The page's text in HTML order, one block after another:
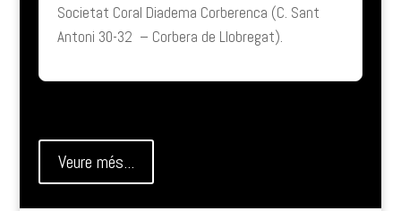
Societat Coral Diadema Corberenca (C. Sant
Antoni 30-32 – Corbera de Llobregat).
Veure més...